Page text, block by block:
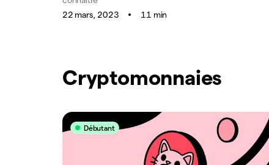
22 mars, 2023
11 min
Cryptomonnaies
Débutant